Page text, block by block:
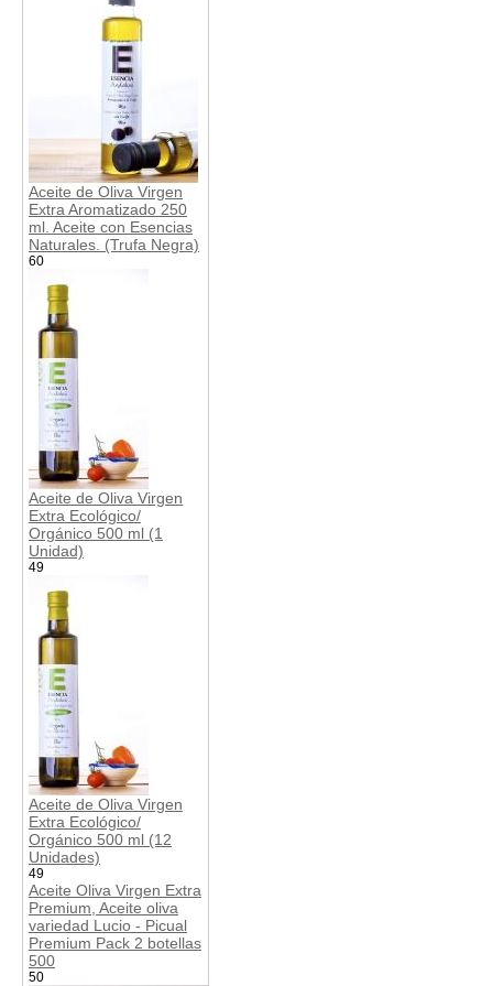
Aceite de Oliva Virgen
Extra Aromatizado 250
ml. Aceite con Esencias
Naturales. (Trufa Negra)
60
Aceite de Oliva Virgen
Extra Ecológico/
Orgánico 500 ml (1
Unidad)
49
Aceite de Oliva Virgen
Extra Ecológico/
Orgánico 500 ml (12
Unidades)
49
Aceite Oliva Virgen Extra
Premium, Aceite oliva
variedad Lucio - Picual
Premium Pack 2 botellas
500
50